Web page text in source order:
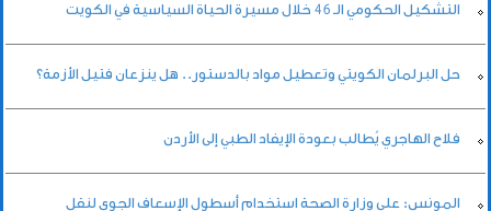
التشكيل الحكومي الـ 46 خلال مسيرة الحياة السياسية في الكويت
حل البرلمان الكويتي وتعطيل مواد بالدستور.. هل ينزعان فتيل الأزمة؟
فلاح الهاجري يُطالب بعودة الإيفاد الطبي إلى الأردن
المونس: على وزارة الصحة استخدام أسطول الإسعاف الجوي لنقل